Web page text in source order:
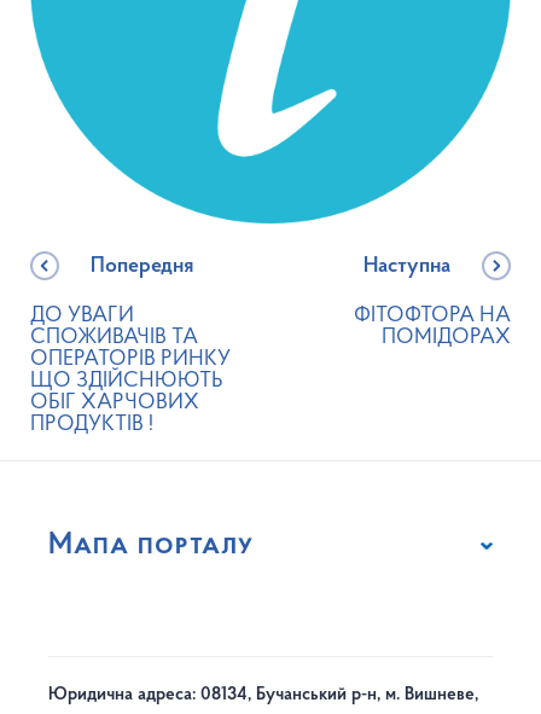
Попередня
ДО УВАГИ
СПОЖИВАЧІВ ТА
ОПЕРАТОРІВ РИНКУ
ЩО ЗДІЙСНЮЮТЬ
ОБІГ ХАРЧОВИХ
ПРОДУКТІВ !
Наступна
ФІТОФТОРА НА
ПОМІДОРАХ
Мапа порталу
Юридична адреса: 08134, Бучанський р-н, м. Вишневе,